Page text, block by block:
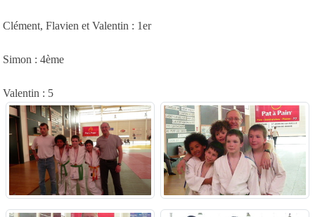
Clément, Flavien et Valentin : 1er
Simon : 4ème
Valentin : 5